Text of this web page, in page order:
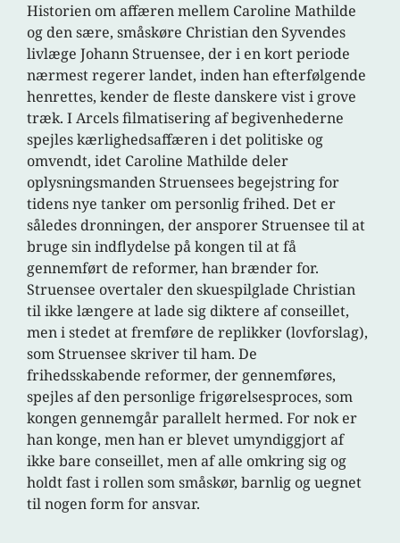
Historien om affæren mellem Caroline Mathilde
og den sære, småskøre Christian den Syvendes
livlæge Johann Struensee, der i en kort periode
nærmest regerer landet, inden han efterfølgende
henrettes, kender de fleste danskere vist i grove
træk. I Arcels filmatisering af begivenhederne
spejles kærlighedsaffæren i det politiske og
omvendt, idet Caroline Mathilde deler
oplysningsmanden Struensees begejstring for
tidens nye tanker om personlig frihed. Det er
således dronningen, der ansporer Struensee til at
bruge sin indflydelse på kongen til at få
gennemført de reformer, han brænder for.
Struensee overtaler den skuespilglade Christian
til ikke længere at lade sig diktere af conseillet,
men i stedet at fremføre de replikker (lovforslag),
som Struensee skriver til ham. De
frihedsskabende reformer, der gennemføres,
spejles af den personlige frigørelsesproces, som
kongen gennemgår parallelt hermed. For nok er
han konge, men han er blevet umyndiggjort af
ikke bare conseillet, men af alle omkring sig og
holdt fast i rollen som småskør, barnlig og uegnet
til nogen form for ansvar.